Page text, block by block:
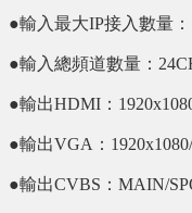
●輸入最大IP接入數量
●輸入總頻道數量：
●輸出HDMI：
●輸出VGA：
●輸出CVBS：MAIN/